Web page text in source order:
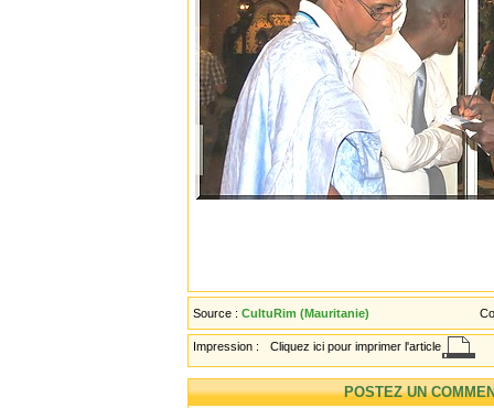
Source : CultuRim (Mauritanie)
Impression : Cliquez ici pour imprimer l'article
POSTEZ UN